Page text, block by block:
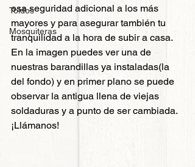
Toldos
Mosquiteras
esa seguridad adicional a los más
mayores y para asegurar también tu
tranquilidad a la hora de subir a casa.
En la imagen puedes ver una de
nuestras barandillas ya instaladas(la
del fondo) y en primer plano se puede
observar la antigua llena de viejas
soldaduras y a punto de ser cambiada.
¡Llámanos!